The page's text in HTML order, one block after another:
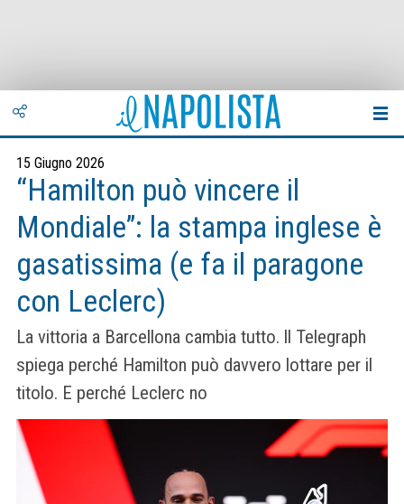
15 Giugno 2026
“Hamilton può vincere il
Mondiale”: la stampa inglese è
gasatissima (e fa il paragone
con Leclerc)
La vittoria a Barcellona cambia tutto. ll Telegraph
spiega perché Hamilton può davvero lottare per il
titolo. E perché Leclerc no